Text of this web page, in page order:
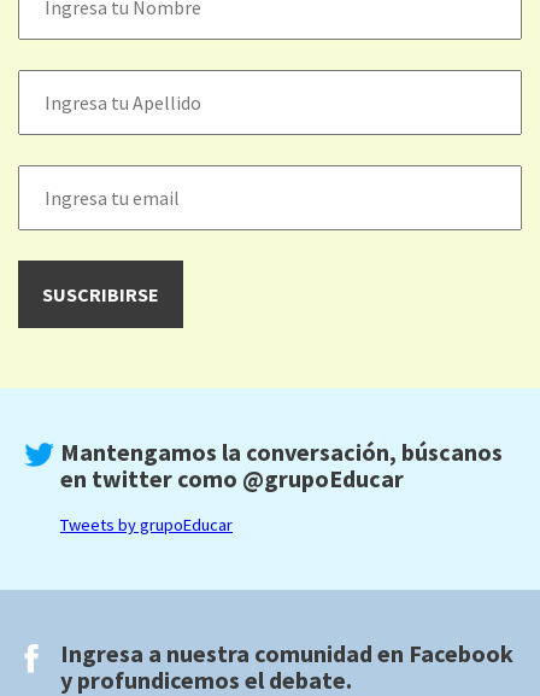
Mantengamos la conversación, búscanos
en twitter como @grupoEducar
Tweets by grupoEducar
Ingresa a nuestra comunidad en Facebook
y profundicemos el debate.